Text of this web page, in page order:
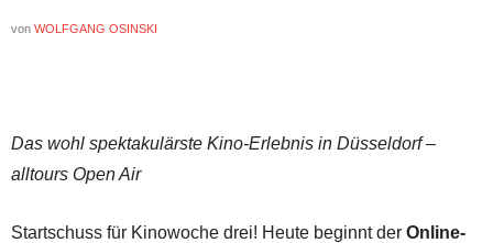
von WOLFGANG OSINSKI
Das wohl spektakulärste Kino-Erlebnis in Düsseldorf –
alltours Open Air
Startschuss für Kinowoche drei! Heute beginnt der Online-